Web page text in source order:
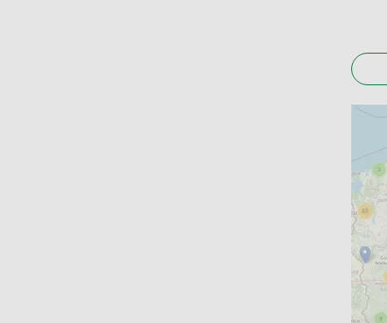
Gdzie po Lek. Apteki w
Na Apteline.pl możesz zarezerwować produkty
oferuje szeroki wybór leków na receptę i bez
Sprawdź dostępne apteki w Bierutowie na